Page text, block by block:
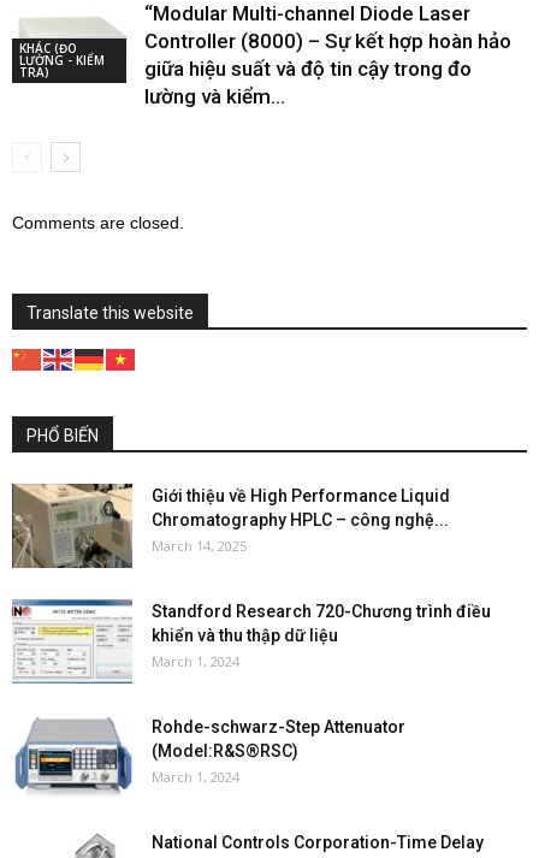
KHÁC (ĐO
LƯỜNG - KIỂM
TRA)
“Modular Multi-channel Diode Laser
Controller (8000) – Sự kết hợp hoàn hảo
giữa hiệu suất và độ tin cậy trong đo
lường và kiểm...
Comments are closed.
Translate this website
PHỔ BIẾN
Giới thiệu về High Performance Liquid
Chromatography HPLC – công nghệ...
March 14, 2025
Standford Research 720-Chương trình điều
khiển và thu thập dữ liệu
March 1, 2024
Rohde-schwarz-Step Attenuator
(Model:R&S®RSC)
March 1, 2024
National Controls Corporation-Time Delay